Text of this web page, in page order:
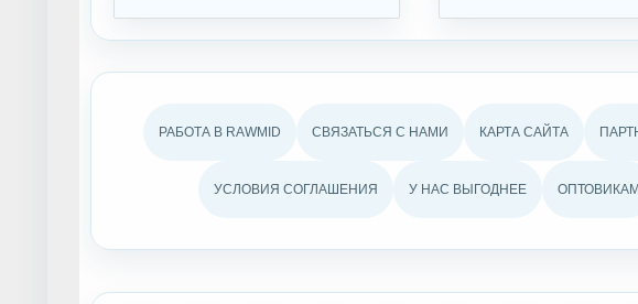
РАБОТА В RAWMID СВЯЗАТЬСЯ С НАМИ КАРТА САЙТА
УСЛОВИЯ СОГЛАШЕНИЯ У НАС ВЫГОДНЕЕ ОПТОВИКАМ